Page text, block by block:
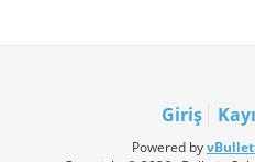
Giriş
Powered by